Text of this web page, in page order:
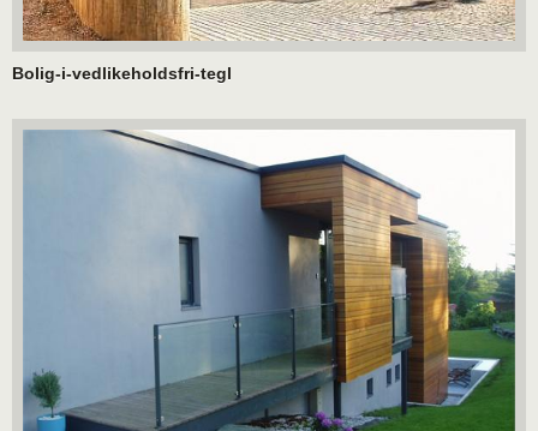
Bolig-i-vedlikeholdsfri-tegl